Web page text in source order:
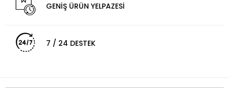
GENİŞ ÜRÜN YELPAZESİ
7 / 24 DESTEK